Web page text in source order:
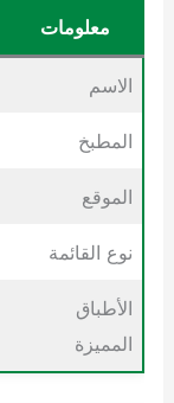
معلومات
الاسم
المطبخ
الموقع
نوع القائمة
الأطباق
المميزة